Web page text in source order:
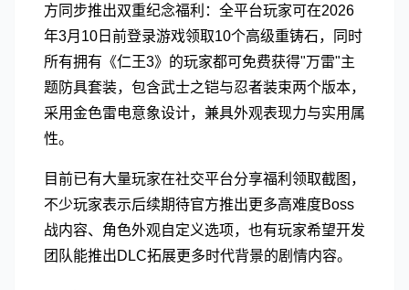
方同步推出双重纪念福利：全平台玩家可在2026
年3月10日前登录游戏领取10个高级重铸石，同时
所有拥有《仁王3》的玩家都可免费获得"万雷"主
题防具套装，包含武士之铠与忍者装束两个版本，
采用金色雷电意象设计，兼具外观表现力与实用属
性。
目前已有大量玩家在社交平台分享福利领取截图，
不少玩家表示后续期待官方推出更多高难度Boss
战内容、角色外观自定义选项，也有玩家希望开发
团队能推出DLC拓展更多时代背景的剧情内容。